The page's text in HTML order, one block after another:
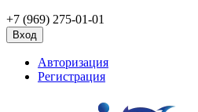
+7 (969) 275-01-01
Вход
Авторизация
Регистрация